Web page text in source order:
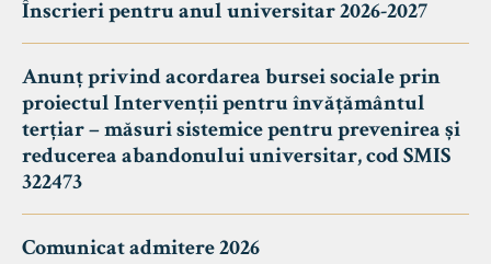
Înscrieri pentru anul universitar 2026-2027
Anunț privind acordarea bursei sociale prin
proiectul Intervenții pentru învățământul
terțiar – măsuri sistemice pentru prevenirea și
reducerea abandonului universitar, cod SMIS
322473
Comunicat admitere 2026